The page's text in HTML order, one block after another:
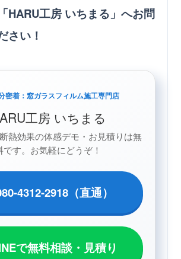
HARU工房 いちまる」へお問
さい！
密着：窓ガラスフィルム施工専門店
工房 いちまる
熱効果の体感デモ・お見積りは無
です。お気軽にどうぞ！
4312-2918（直通）
で無料相談・見積り